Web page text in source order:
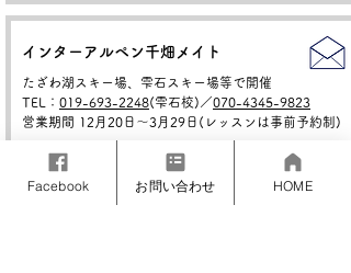
インターアルペン千畑メイト
たざわ湖スキー場、雫石スキー場等で開催
TEL： 019-693-2248(雫石校)／070-4345-9823
営業期間 12月20日～3月29日(レッスンは事前予約制)
インターアルペン万座スノースクール
Facebook お問い合わせ HOME